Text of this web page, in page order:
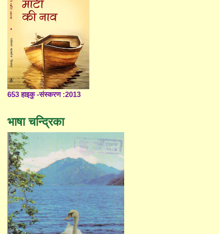
653 हाइकु -संस्करण :2013
भाषा चन्द्रिका